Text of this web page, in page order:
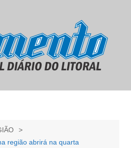
região abrirá na quarta